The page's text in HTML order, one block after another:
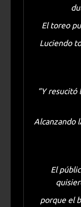
El toreo
Luciendo
“Y
Alcanzando
El
porque el